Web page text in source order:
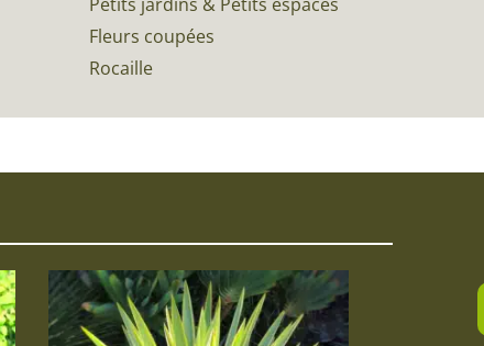
Fleurs coupées
Rocaille
Ce
produit